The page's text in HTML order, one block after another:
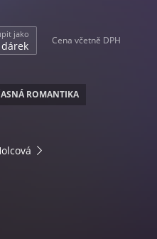
jako
dárek Cena včetně DPH
ROMANTIKA